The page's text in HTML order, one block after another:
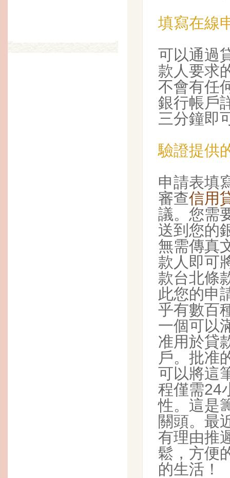
填寫在線
可以通過
款人要求
不會有任
銀行帳戶
三分鐘即
驗證提供
申請表填
審查信用
議。您需
送到您的
無需傳真
款人即可
款台北條
此您的申
乎有數百
一個可以
准用於貸
戶。批准
可以將這
程僅需24
性。這是
關頭。最
有理由推
鬆，方便
的生活！